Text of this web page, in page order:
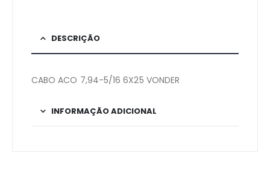
DESCRIÇÃO
CABO ACO 7,94-5/16 6X25 VONDER
INFORMAÇÃO ADICIONAL